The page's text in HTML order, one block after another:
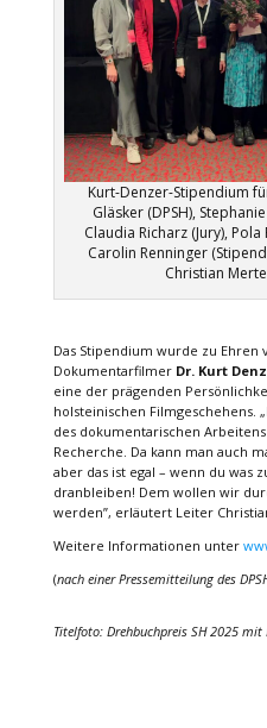
Kurt-Denzer-Stipendium
Gläsker (DPSH),
Claudia Richarz (Jury),
Carolin Renninger
Christian
Das Stipendium wurde zu Ehren
Dokumentarfilmer Dr. Kurt
eine der prägenden
holsteinischen Filmgeschehens.
des dokumentarischen
Recherche. Da kann man auch
aber das ist egal – wenn du was
dranbleiben! Dem wollen wir
werden”, erläutert Leiter
Weitere Informationen unter
(nach einer Pressemitteilung des
Titelfoto: Drehbuchpreis SH 2025 mit